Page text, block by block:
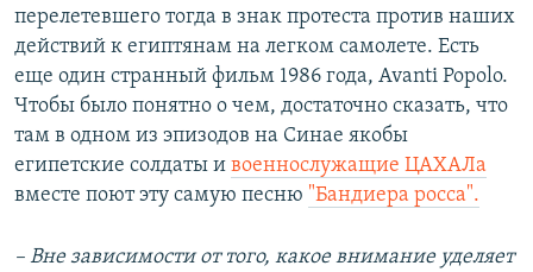
перелетевшего тогда в знак протеста против наших
действий к египтянам на легком самолете. Есть
еще один странный фильм 1986 года, Avanti Popolo.
Чтобы было понятно о чем, достаточно сказать, что
там в одном из эпизодов на Синае якобы
египетские солдаты и военнослужащие ЦАХАЛа
вместе поют эту самую песню "Бандиера росса".
– Вне зависимости от того, какое внимание уделяет